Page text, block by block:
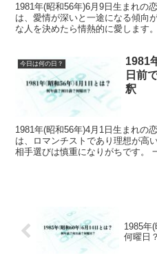
1981年(昭和56年)6月9日生まれの
は、愛情が深いと一途になる傾向
な人を決めたら情熱的に愛します
今日は何の日？
1981
日前
釈
1981年(昭和56年)4月1日生まれの
は、ロマンチストであり理想が高
相手選びは慎重になりがちです。
1985年
何曜日